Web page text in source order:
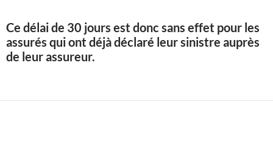
Ce délai de 30 jours est donc sans effet pour les
assurés qui ont déjà déclaré leur sinistre auprès
de leur assureur.